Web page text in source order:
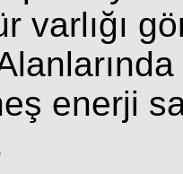
varlığı
enerji